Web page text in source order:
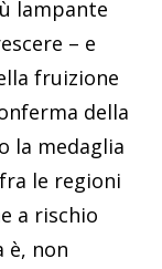
lampante
– e
fruizione
della
la medaglia
le regioni
a rischio
è, non